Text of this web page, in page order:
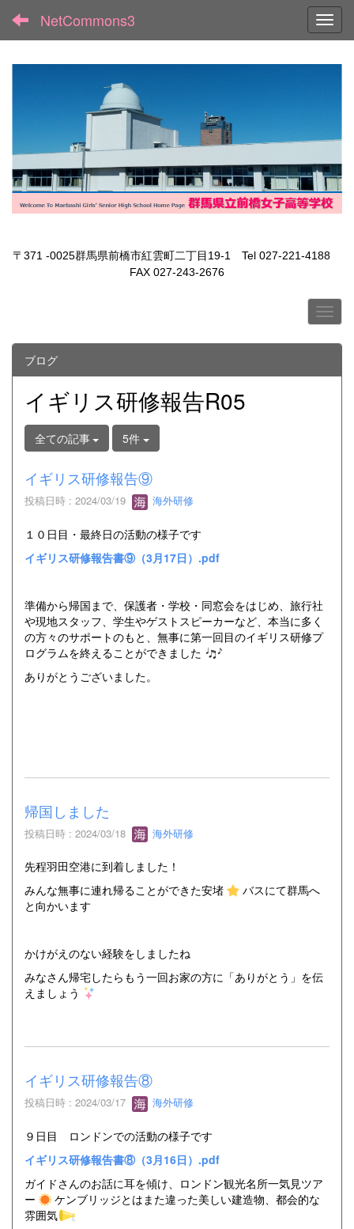
NetCommons3
〒371 -0025群馬県前橋市紅雲町二丁目19-1 Tel 027-221-4188
FAX 027-243-2676
ブログ
イギリス研修報告R05
全ての記事 5件
イギリス研修報告⑨
投稿日時 : 2024/03/19 海外研修
１０日目・最終日の活動の様子です
イギリス研修報告書⑨（3月17日）.pdf
準備から帰国まで、保護者・学校・同窓会をはじめ、旅行社
や現地スタッフ、学生やゲストスピーカーなど、本当に多く
の方々のサポートのもと、無事に第一回目のイギリス研修プ
ログラムを終えることができました
ありがとうございました。
帰国しました
投稿日時 : 2024/03/18 海外研修
先程羽田空港に到着しました！
みんな無事に連れ帰ることができた安堵
バスにて群馬へ
と向かいます
かけがえのない経験をしましたね
みなさん帰宅したらもう一回お家の方に「ありがとう」を伝
えましょう
イギリス研修報告⑧
投稿日時 : 2024/03/17 海外研修
９日目 ロンドンでの活動の様子です
イギリス研修報告書⑧（3月16日）.pdf
ガイドさんのお話に耳を傾け、ロンドン観光名所一気見ツア
ー
ケンブリッジとはまた違った美しい建造物、都会的な
雰囲気